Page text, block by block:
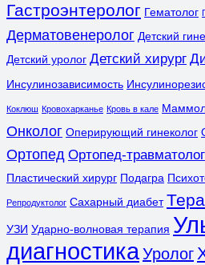
Гастроэнтеролог Гематолог
Дерматовенеролог Детский
Детский уролог Детский хирург
Инсулинозависимость
Коклюш Кровохарканье Кровь в кале
Онколог Оперирующий гинеколог
Ортопед Ортопед-травматолог
Пластический хирург Подагра
Репродуктолог Сахарный диабет
УЗИ Ударно-волновая терапия
диагностикаУролог